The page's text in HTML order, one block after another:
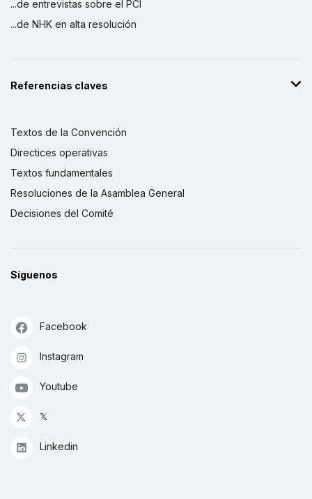
...de entrevistas sobre el PCI
...de NHK en alta resolución
Referencias claves
Textos de la Convención
Directices operativas
Textos fundamentales
Resoluciones de la Asamblea General
Decisiones del Comité
Síguenos
Facebook
Instagram
Youtube
𝕏
Linkedin